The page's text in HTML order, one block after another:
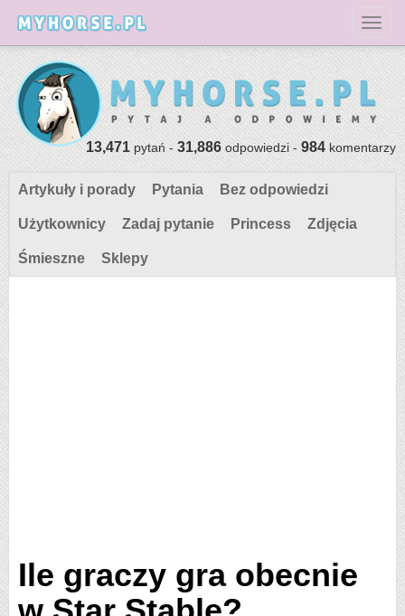
13,471pytań -31,886odpowiedzi -984komentarzy
Artykuły i porady Pytania Bez odpowiedzi
Użytkownicy Zadaj pytanie Princess Zdjęcia
Śmieszne Sklepy
Ile graczy gra obecnie